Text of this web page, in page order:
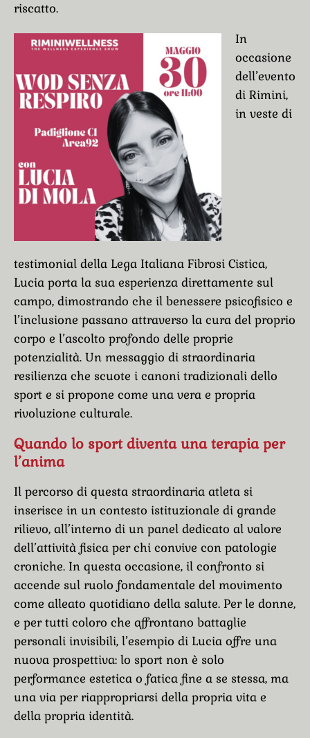
riscatto.
In
occasione
dell’evento
di Rimini,
in veste di
testimonial della Lega Italiana Fibrosi Cistica,
Lucia porta la sua esperienza direttamente sul
campo, dimostrando che il benessere psicofisico e
l’inclusione passano attraverso la cura del proprio
corpo e l’ascolto profondo delle proprie
potenzialità. Un messaggio di straordinaria
resilienza che scuote i canoni tradizionali dello
sport e si propone come una vera e propria
rivoluzione culturale.
Quando lo sport diventa una terapia per
l’anima
Il percorso di questa straordinaria atleta si
inserisce in un contesto istituzionale di grande
rilievo, all’interno di un panel dedicato al valore
dell’attività fisica per chi convive con patologie
croniche. In questa occasione, il confronto si
accende sul ruolo fondamentale del movimento
come alleato quotidiano della salute. Per le donne,
e per tutti coloro che affrontano battaglie
personali invisibili, l’esempio di Lucia offre una
nuova prospettiva: lo sport non è solo
performance estetica o fatica fine a se stessa, ma
una via per riappropriarsi della propria vita e
della propria identità.